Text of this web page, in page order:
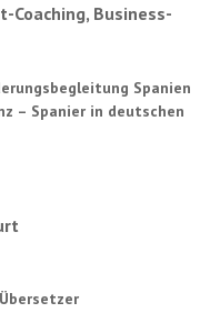
Business-
Spanien
– Spanier in deutschen